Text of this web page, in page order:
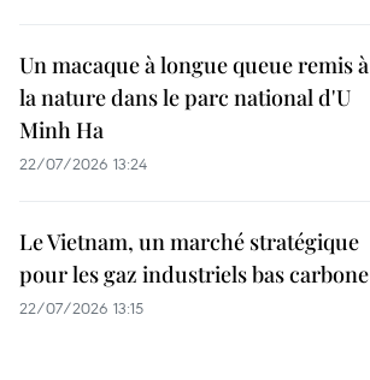
Un macaque à longue queue remis à
la nature dans le parc national d'U
Minh Ha
22/07/2026 13:24
Le Vietnam, un marché stratégique
pour les gaz industriels bas carbone
22/07/2026 13:15